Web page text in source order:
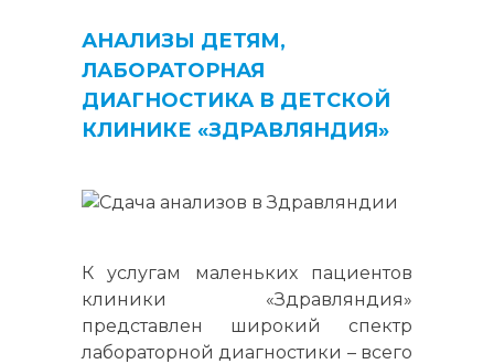
АНАЛИЗЫ ДЕТЯМ,
ЛАБОРАТОРНАЯ
ДИАГНОСТИКА В ДЕТСКОЙ
КЛИНИКЕ «ЗДРАВЛЯНДИЯ»
К услугам маленьких пациентов
клиники «Здравляндия»
представлен широкий спектр
лабораторной диагностики – всего